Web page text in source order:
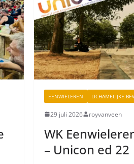
EENWIELEREN LICHAMELIJKE
29 juli 2026 royvanveen
WK
– Unicon ed 22